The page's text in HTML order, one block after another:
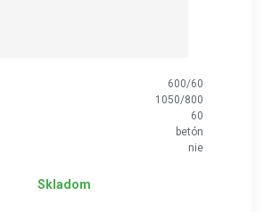
600/60
1050/800
60
betón
nie
Skladom